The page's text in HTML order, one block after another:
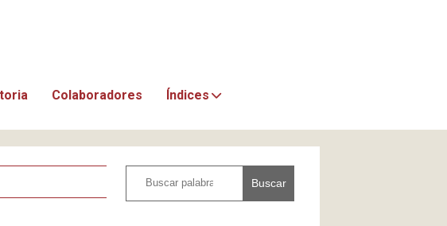
Colaboradores Índices
Buscar